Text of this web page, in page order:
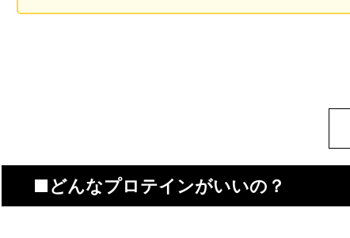
■どんなプロテインがいいの？